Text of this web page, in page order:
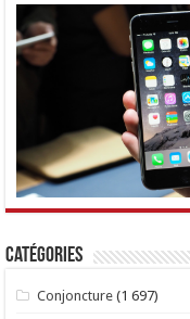
Catégories
Conjoncture (1 697)